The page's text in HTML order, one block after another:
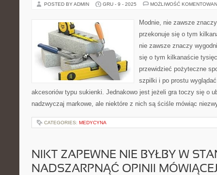
POSTED BY ADMIN GRU - 9 - 2025 MOŻLIWOŚĆ
Modnie, nie zawsze
przekonuje się o tym
nie zawsze znaczy
się o tym kilkanaście
przewidzieć pożyteczne
szpilki i po prostu
akcesoriów typu sukienki. Jednakowo jest jeżeli gra toczy się o
nadzwyczaj markowe, ale niektóre z nich są ściśle mówiąc
CATEGORIES: MEDYCYNA
NIKT ZAPEWNE NIE BYŁBY W
NADSZARPNĄĆ OPINII